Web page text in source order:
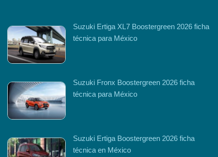
Suzuki Ertiga XL7 Boostergreen 2026 ficha
técnica para México
Suzuki Fronx Boostergreen 2026 ficha
técnica para México
Suzuki Ertiga Boostergreen 2026 ficha
técnica en México